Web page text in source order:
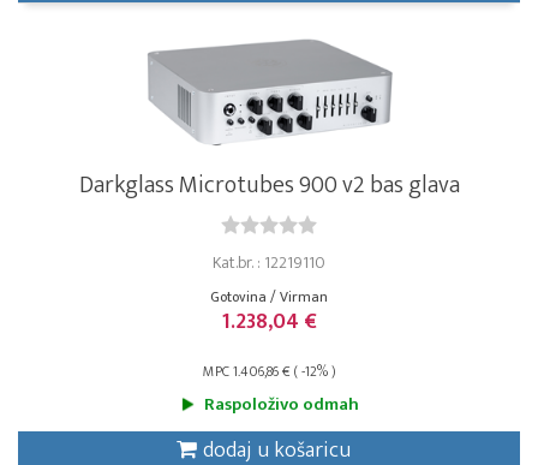
Darkglass Microtubes 900 v2 bas glava
Kat.br. : 12219110
Gotovina / Virman
1.238,04 €
MPC 1.406,86 € ( -12% )
Raspoloživo odmah
dodaj u košaricu